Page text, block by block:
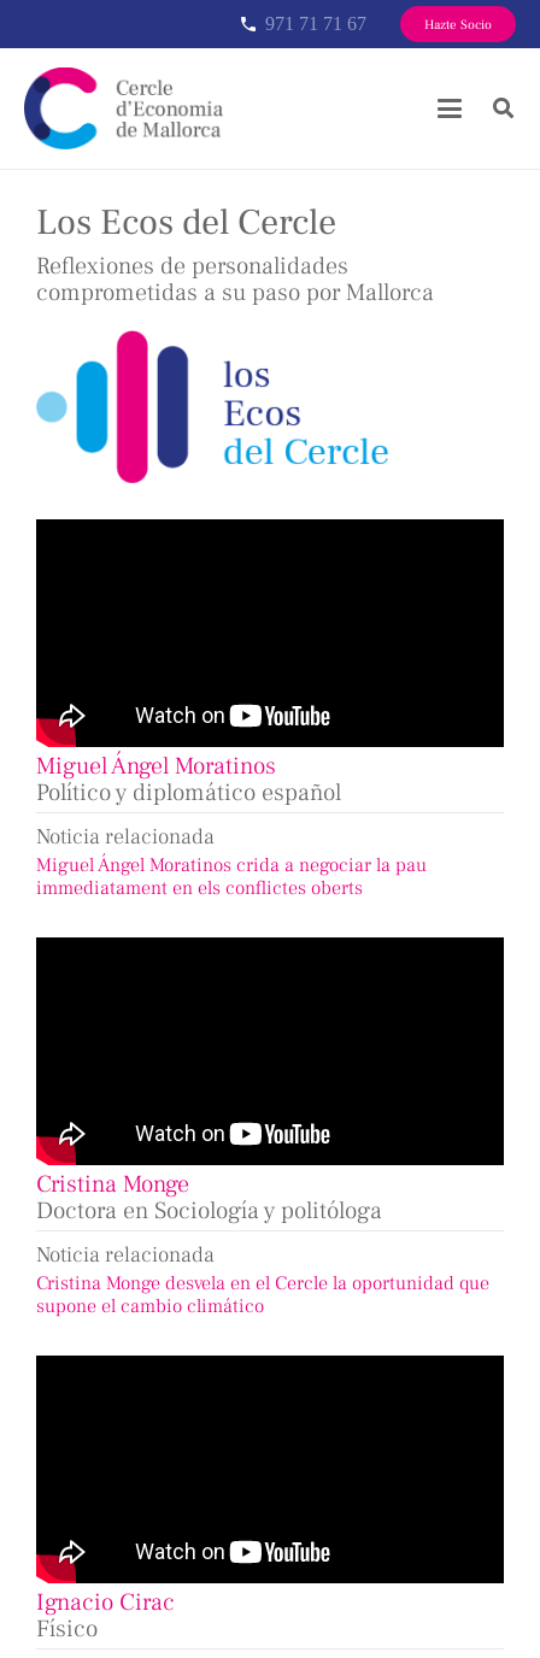
phone 971 71 71 67 Hazte Socio
Los Ecos del Cercle
Reflexiones de personalidades
comprometidas a su paso por Mallorca
Miguel Ángel Moratinos
Político y diplomático español
Noticia relacionada
Miguel Ángel Moratinos crida a negociar la pau
immediatament en els conflictes oberts
Cristina Monge
Doctora en Sociología y politóloga
Noticia relacionada
Cristina Monge desvela en el Cercle la oportunidad que
supone el cambio climático
Ignacio Cirac
Físico